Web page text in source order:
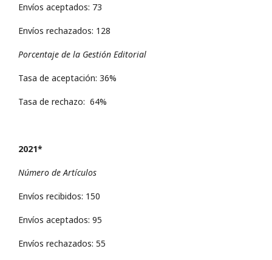
Envíos aceptados: 73
Envíos rechazados: 128
Porcentaje de la Gestión Editorial
Tasa de aceptación: 36%
Tasa de rechazo: 64%
2021*
Número de Artículos
Envíos recibidos: 150
Envíos aceptados: 95
Envíos rechazados: 55